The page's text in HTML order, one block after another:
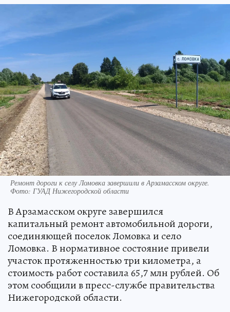
Ремонт дороги к селу Ломовка завершили в Арзамасском округе.
Фото: ГУАД Нижегородской области
В Арзамасском округе завершился
капитальный ремонт автомобильной дороги,
соединяющей поселок Ломовка и село
Ломовка. В нормативное состояние привели
участок протяженностью три километра, а
стоимость работ составила 65,7 млн рублей. Об
этом сообщили в пресс-службе правительства
Нижегородской области.